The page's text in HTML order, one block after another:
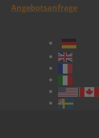
Angebotsanfrage